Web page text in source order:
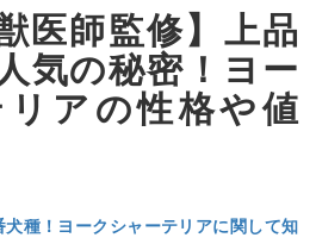
医師監修】上品
気の秘密！ヨー
アの性格や値
種！ヨークシャーテリアに関して知